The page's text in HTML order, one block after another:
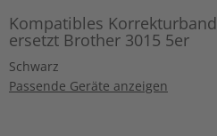
Kompatibles Korrekturband
ersetzt Brother 3015 5er
Schwarz
Passende Geräte anzeigen